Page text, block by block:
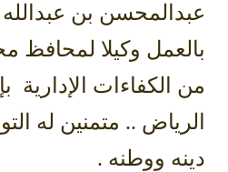
عبدالمحسن بن
بالعمل وكيلا لمحافظ
من الكفاءات الإدارية
الرياض .. متمنين له
دينه ووطنه .